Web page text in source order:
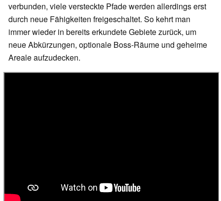
verbunden, viele versteckte Pfade werden allerdings erst
durch neue Fähigkeiten freigeschaltet. So kehrt man
immer wieder in bereits erkundete Gebiete zurück, um
neue Abkürzungen, optionale Boss-Räume und geheime
Areale aufzudecken.